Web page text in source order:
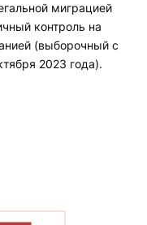
миграцией
контроль на
(выборочный с
2023 года).